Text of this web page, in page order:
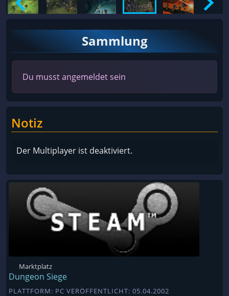
Sammlung
Du musst angemeldet sein
Notiz
Der Multiplayer ist deaktiviert.
Marktplatz
Dungeon Siege
PLATTFORM: PC VERÖFFENTLICHT: 05.04.2002